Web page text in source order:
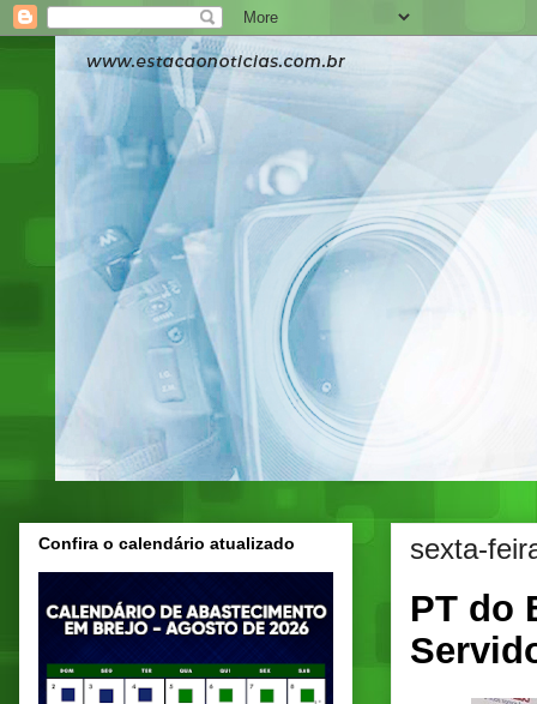
sexta-
PT do
Confira o calendário atualizado